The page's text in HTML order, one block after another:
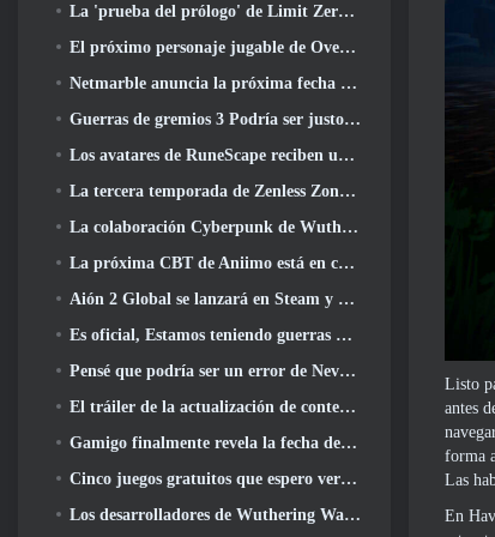
Listo
antes
forma
Las
En
La 'prueba del prólogo' de Limit Zero Breakers comienza hoy
El próximo personaje jugable de Overwatch parece ser un jefe criminal cyborg con exceso de trabajo
Netmarble anuncia la próxima fecha de lanzamiento global de RF Online
Guerras de gremios 3 Podría ser justo lo que la industria de los MMO necesita ahora mismo
Los avatares de RuneScape reciben una revisión en la mayor actualización visual del juego en los últimos diez años
La tercera temporada de Zenless Zone Zero comienza con un viaje a una isla Bangboo en el cielo, Y a la plataforma Steam
La colaboración Cyberpunk de Wuthering Waves es exactamente lo que quiero de mis eventos cruzados de videojuegos
La próxima CBT de Aniimo está en camino... Y, Tenemos una ventana de lanzamiento oficial
Aión 2 Global se lanzará en Steam y Purple a finales de este año
Es oficial, Estamos teniendo guerras de gremios 3
Pensé que podría ser un error de Neverness To Everness tener el evento Porsche Collab Gacha tan temprano, Pero me equivoqué
El tráiler de la actualización de contenido final de Destiny 2 es un grito de guerra
Gamigo finalmente revela la fecha del regreso de Gloria Victis, ¿Sobrevivirá la segunda vez??
Cinco juegos gratuitos que espero ver durante el Summer Game Fest
Los desarrolladores de Wuthering Waves discuten la creación de la secuencia de batalla Lahai-Roi Mech